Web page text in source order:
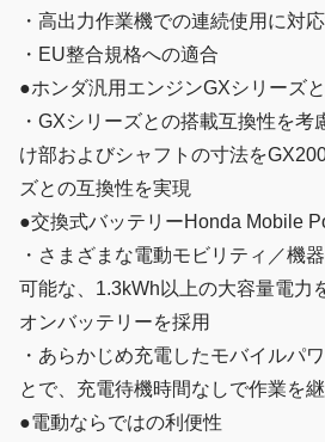
・高出力作業機での連続使用に対
・EU整合規格への適合
●ホンダ汎用エンジンGXシリーズ
・GXシリーズとの搭載互換性を
け部およびシャフトの寸法を
ズとの互換性を実現
●交換式バッテリーHonda Mobile
・さまざまな電動モビリティ／機
可能な、1.3kWh以上の大容量電力
オンバッテリーを採用
・あらかじめ充電したモバイルパ
とで、充電待機時間なしで作業を
●電動ならではの利便性